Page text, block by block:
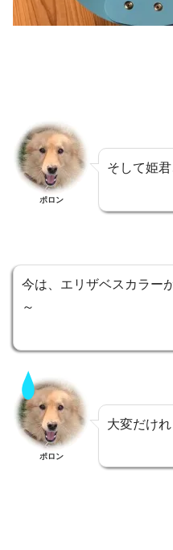
ポロン
そして姫
今は、エリザベスカラー
～
ポロン
大変だけ